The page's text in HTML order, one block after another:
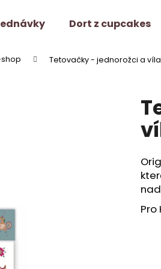
Dort z cupcakes
shop Tetovačky - jednorožci a
Pro
Co potřebujete najít?